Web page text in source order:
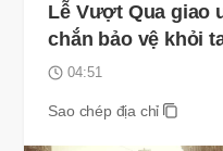
Lễ Vượt Qua giao
chắn bảo vệ khỏi
04:51
Sao chép địa chỉ